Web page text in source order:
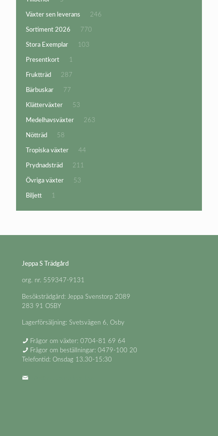
Växter sen leverans
246
Sortiment 2026
770
Stora Exemplar
103
Presentkort
1
Fruktträd
287
Bärbuskar
77
Klätterväxter
53
Medelhavsväxter
263
Nötträd
58
Tropiska växter
44
Prydnadsträd
211
Övriga växter
53
Biljett
1
Jeppa S Trädgård
org. nr. 559347-9131
Besöksträdgård: Jeppa Svenstorp 2089
283 91 OSBY
Lagerförsäljning: Svetsvägen 6, Osby
Frågor om växter: 0704-81 69 64
Frågor om beställningar: 0479-100 20
Telefontid: Onsdag 13.30-15:30